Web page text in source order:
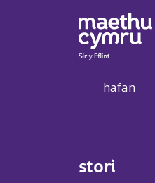
hafan
stori